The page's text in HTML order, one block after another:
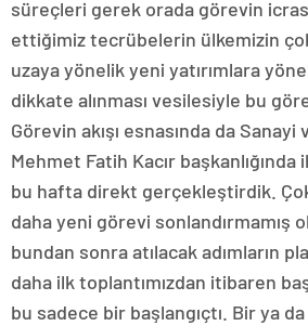
süreçleri gerek orada görevin
ettiğimiz tecrübelerin ülkemizin
uzaya yönelik yeni yatırımlara
dikkate alınması vesilesiyle bu
Görevin akışı esnasında da Sanayi
Mehmet Fatih Kacır başkanlığında
bu hafta direkt gerçekleştirdik.
daha yeni görevi sonlandırmamış
bundan sonra atılacak adımların
daha ilk toplantımızdan itibaren
bu sadece bir başlangıçtı. Bir ya